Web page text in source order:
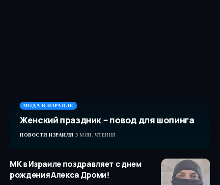
МОДА В ИЗРАИЛЕ
Женский праздник – повод для шопинга
НОВОСТИ ИЗРАИЛЯ 3 МИН. ЧТЕНИЯ
МК в Израиле поздравляет с днем
рождения Алекса Дроми!